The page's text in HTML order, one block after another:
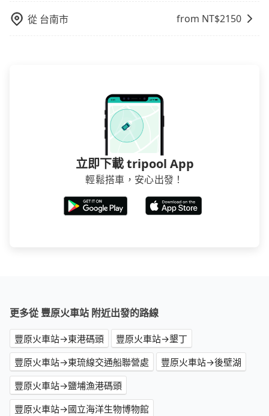
保證前一天中午以前均可全額取消退費，如已經決定好
從 台南市 from NT$2150
立即下載 tripool App
輕鬆搭車，安心出發！
更多從 豐原火車站 附近出發的路線
豐原火車站→東港碼頭
豐原火車站→墾丁
豐原火車站→東琉線交通船聯營處
豐原火車站→後壁湖
豐原火車站→鹽埔漁港碼頭
豐原火車站→國立海洋生物博物館